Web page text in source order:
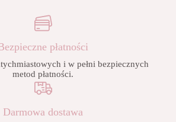
płatności
i w pełni bezpiecznych
metod płatności.
Darmowa dostawa